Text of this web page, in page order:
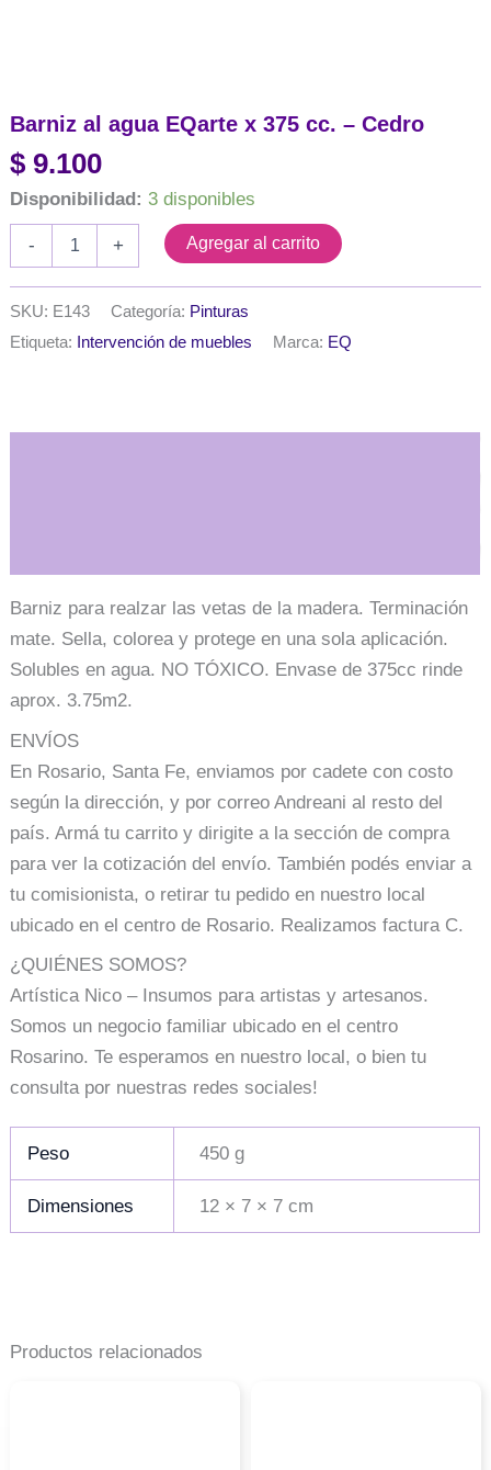
Barniz al agua EQarte x 375 cc. – Cedro
$ 9.100
Disponibilidad: 3 disponibles
-
x
375
cantidad
+ Agregar al carrito
SKU: E143 Categoría: Pinturas
Etiqueta: Intervención de muebles Marca: EQ
Barniz para realzar las vetas de la madera. Terminación
mate. Sella, colorea y protege en una sola aplicación.
Solubles en agua. NO TÓXICO. Envase de 375cc rinde
aprox. 3.75m2.
ENVÍOS
En Rosario, Santa Fe, enviamos por cadete con costo
según la dirección, y por correo Andreani al resto del
país. Armá tu carrito y dirigite a la sección de compra
para ver la cotización del envío. También podés enviar a
tu comisionista, o retirar tu pedido en nuestro local
ubicado en el centro de Rosario. Realizamos factura C.
¿QUIÉNES SOMOS?
Artística Nico – Insumos para artistas y artesanos.
Somos un negocio familiar ubicado en el centro
Rosarino. Te esperamos en nuestro local, o bien tu
consulta por nuestras redes sociales!
Peso 450 g
Dimensiones 12 × 7 × 7 cm
Productos relacionados